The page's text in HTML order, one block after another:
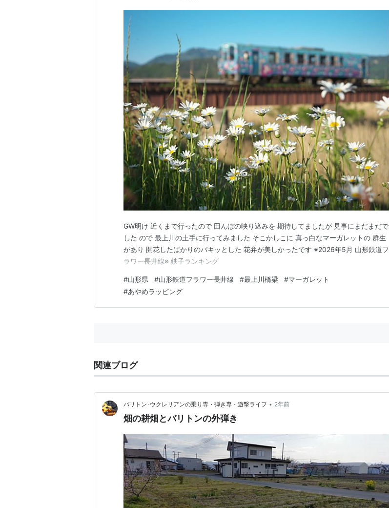
GW明け 近くまで行ったので 田んぼの映り込みを 期待してましたが 見事にまだまだで
した ので 最上川の土手に行ってみました そこかしこに 真っ白なマーガレットの 群生
があり 開花したばかりのパキッとした 花弁が美しかったです ※2026年5月 山形鉄道フ
ラワー長井線※ 鉄子ランキング
#山形県 #山形鉄道フラワー長井線 #最上川橋梁 #マーガレット
#あやめラッピング
関連ブログ
バリトン･ウクレリアンの乗り専・弾き専・遊撃ライフ • 2年前
畑の耕畑とバリトンの外弾き